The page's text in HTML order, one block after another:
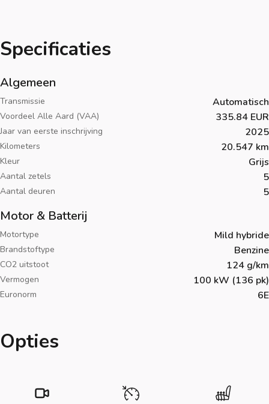
Specificaties
Algemeen
Transmissie Automatisch
Voordeel Alle Aard (VAA) 335.84 EUR
Jaar van eerste inschrijving 2025
Kilometers 20.547 km
Kleur Grijs
Aantal zetels 5
Aantal deuren 5
Motor & Batterij
Motortype Mild hybride
Brandstoftype Benzine
CO2 uitstoot 124 g/km
Vermogen 100 kW (136 pk)
Euronorm 6E
Opties